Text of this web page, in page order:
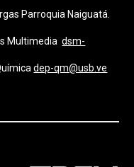
Parroquia Naiguatá.
Multimediadsm-
dep-qm@usb.ve